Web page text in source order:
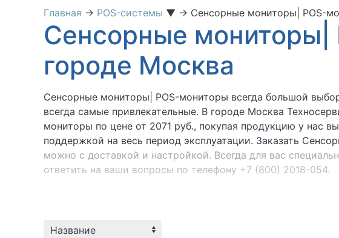
Главная → POS-системы ▼ → Сенсорные мониторы| POS-
Сенсорные мониторы|
городе Москва
Сенсорные мониторы| POS-мониторы всегда большой
всегда самые привлекательные. В городе Москва
мониторы по цене от 2071 руб., покупая продукцию у нас
поддержкой на весь период эксплуатации. Заказать
можно с доставкой и настройкой. Всегда для вас
ответить на ваши вопросы по телефону +7 (800) 2018-054.